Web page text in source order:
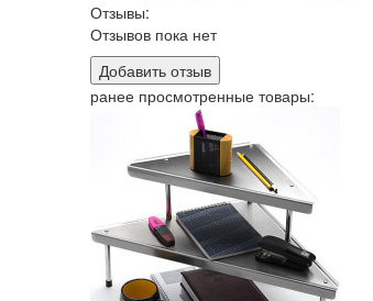
Отзывы:
Отзывов пока нет
Добавить отзыв
ранее просмотренные товары: